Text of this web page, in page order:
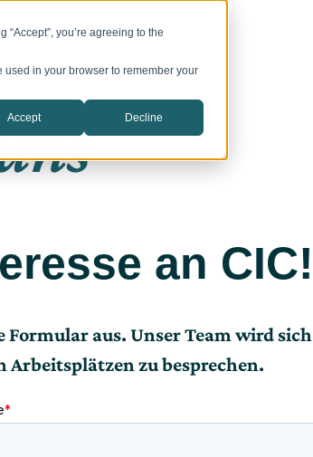
you’re agreeing to the
used in your browser to remember your
Accept Decline
PresseProgramme
an CIC!
aus. Unser Team wird sich
zu besprechen.